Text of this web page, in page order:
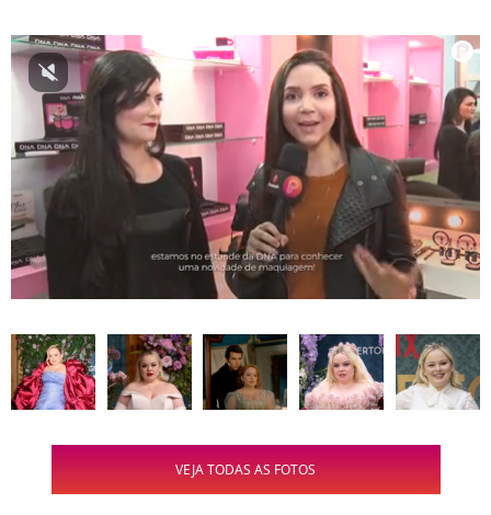
VEJA TODAS AS FOTOS